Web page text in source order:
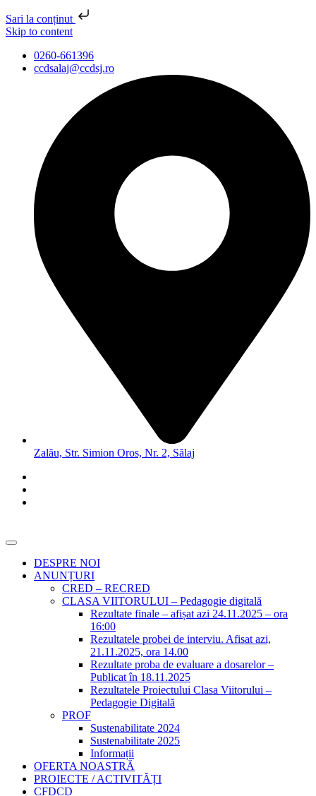
Sari la conținut
Skip to content
0260-661396
ccdsalaj@ccdsj.ro
Zalău, Str. Simion Oros, Nr. 2, Sălaj
DESPRE NOI
ANUNȚURI
CRED – RECRED
CLASA VIITORULUI – Pedagogie digitală
Rezultate finale – afișat azi 24.11.2025 – ora
16:00
Rezultatele probei de interviu. Afisat azi,
21.11.2025, ora 14.00
Rezultate proba de evaluare a dosarelor –
Publicat în 18.11.2025
Rezultatele Proiectului Clasa Viitorului –
Pedagogie Digitală
PROF
Sustenabilitate 2024
Sustenabilitate 2025
Informații
OFERTA NOASTRĂ
PROIECTE / ACTIVITĂȚI
CFDCD